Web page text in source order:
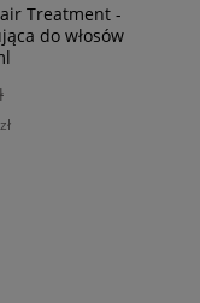
Treatment -
do włosów